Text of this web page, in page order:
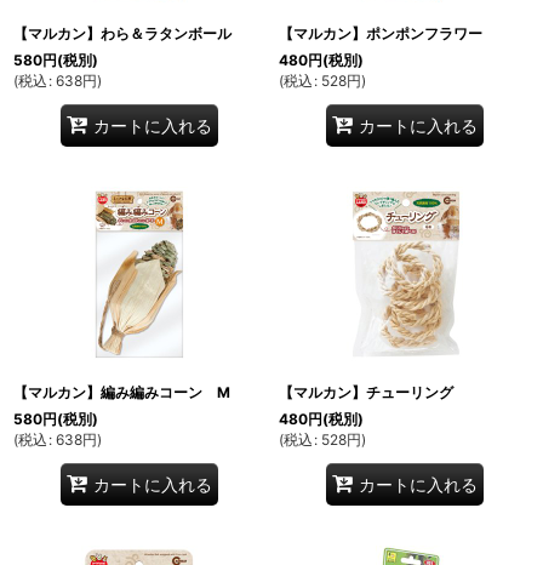
【マルカン】わら＆ラタンボール
580円(税別)
(税込 : 638円)
カートに入れる
【マルカン】ポンポンフラワー
480円(税別)
(税込 : 528円)
カートに入れる
【マルカン】編み編みコーン M
580円(税別)
(税込 : 638円)
カートに入れる
【マルカン】チューリング
480円(税別)
(税込 : 528円)
カートに入れる